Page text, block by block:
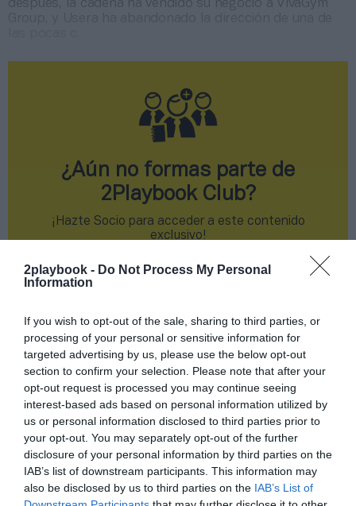
2playbook - Do Not Process My Personal
Information
If you wish to opt-out of the sale, sharing to third parties, or
processing of your personal or sensitive information for
targeted advertising by us, please use the below opt-out
section to confirm your selection. Please note that after your
opt-out request is processed you may continue seeing
interest-based ads based on personal information utilized by
us or personal information disclosed to third parties prior to
your opt-out. You may separately opt-out of the further
disclosure of your personal information by third parties on the
IAB’s list of downstream participants. This information may
also be disclosed by us to third parties on the IAB’s List of
Índex2P
SmartFit
VivaGym
después, la cadena ha vendido su negocio a VivaGym
¿Aún no formas parte de
2Playbook Club?
¡Hazte Socio para acceder a este contenido
exclusivo!
¡Suscríbete! Inicia sesión
Compartir